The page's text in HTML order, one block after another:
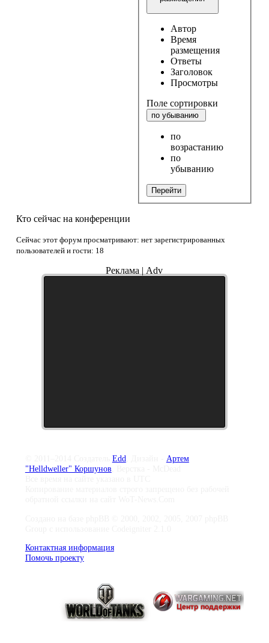
Автор
Время
размещения
Ответы
Заголовок
Просмотры
Поле сортировки
по убыванию
по
возрастанию
по
убыванию
Перейти
Кто сейчас на конференции
Сейчас этот форум просматривают: нет зарегистрированных
пользователей и гости: 18
Реклама | Adv
Edd, Дизайн - Артем
"Helldweller" Коршунов
Контактная информация
Помочь проекту